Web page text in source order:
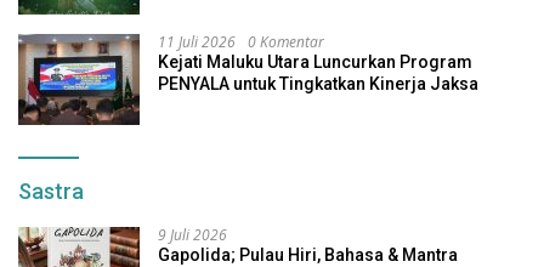
11 Juli 2026 0 Komentar
Kejati Maluku Utara Luncurkan Program
PENYALA untuk Tingkatkan Kinerja Jaksa
Sastra
9 Juli 2026
Gapolida; Pulau Hiri, Bahasa & Mantra